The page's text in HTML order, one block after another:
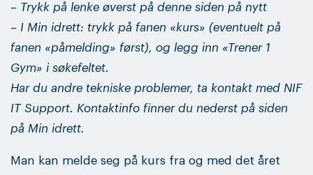
– Trykk på lenke øverst på denne siden på nytt
– I Min idrett: trykk på fanen «kurs» (eventuelt på
fanen «påmelding» først), og legg inn «Trener 1
Gym» i søkefeltet.
Har du andre tekniske problemer, ta kontakt med NIF
IT Support. Kontaktinfo finner du nederst på siden
på Min idrett.
Man kan melde seg på kurs fra og med det året